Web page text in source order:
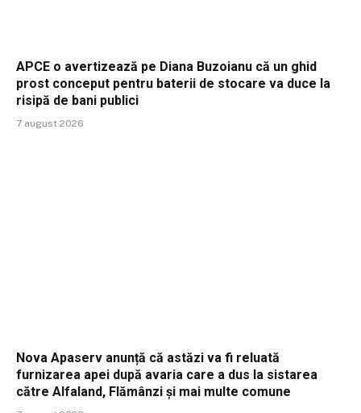
APCE o avertizează pe Diana Buzoianu că un ghid
prost conceput pentru baterii de stocare va duce la
risipă de bani publici
7 august 2026
Nova Apaserv anunță că astăzi va fi reluată
furnizarea apei după avaria care a dus la sistarea
către Alfaland, Flămânzi și mai multe comune